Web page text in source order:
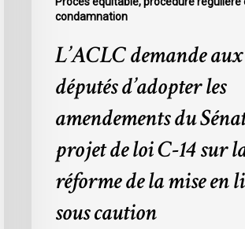
condamnation
réforme
mise
sous
caution
L’ACLC demande aux
députés d’adopter les
amendements du
projet de loi C-14 sur
réforme de la mise en
sous caution